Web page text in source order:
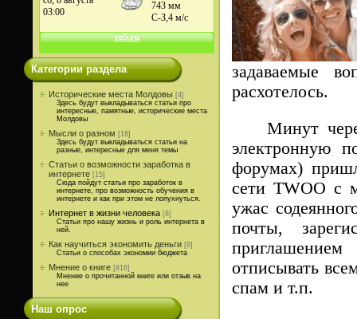
Категории раздела
Исторические места Молдовы [4]
Здесь будут выкладываться статьи про
интересные, памятные, исторические места
Молдовы
Мысли о разном [18]
Здесь будут выкладываться статьи на
разные, интересные для меня темы
Статьи о возможности заработка в
интернете [15]
Сюда пойдут статьи про заработок в
интернете, про возможность обучения в
интернете и как при этом не лопухнуться.
Интернет в жизни человека [8]
Статьи про нашу жизнь и роль интернета в
ней.
Как научиться экономить деньги [8]
Статьи о способах экономии бюджета
Мнение о книге [816]
Мнение о прочитанной книге или отзыв на
нее
Наш опрос
задаваемые
расхотелось.
Минут через
электронную
форумах)
сети TWOO с
ужас
почты,
отписывать
спам и т.п.